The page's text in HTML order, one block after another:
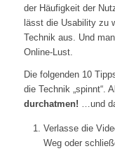
der Häufigkeit der
lässt die Usability zu
Technik aus. Und
Online-Lust.
Die folgenden 10
die Technik „spinnt“.
durchatmen! …und
Verlasse die
Weg oder